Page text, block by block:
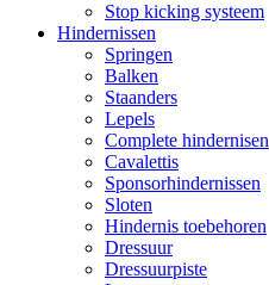
Stop kicking systeem
Hindernissen
Springen
Balken
Staanders
Lepels
Complete hindernisen
Cavalettis
Sponsorhindernissen
Sloten
Hindernis toebehoren
Dressuur
Dressuurpiste